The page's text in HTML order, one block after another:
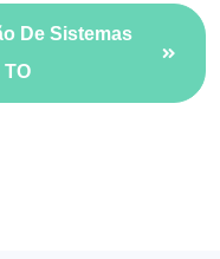
De Sistemas
TO